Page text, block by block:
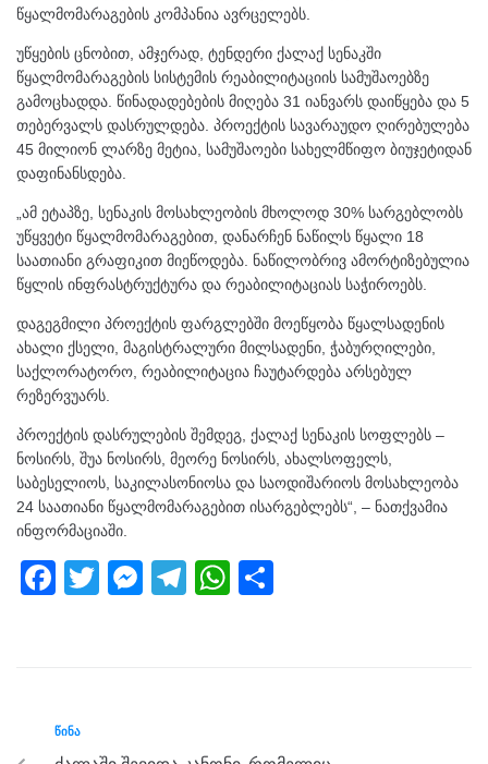
წყალმომარაგების კომპანია ავრცელებს.
უწყების ცნობით, ამჯერად, ტენდერი ქალაქ სენაკში
წყალმომარაგების სისტემის რეაბილიტაციის სამუშაოებზე
გამოცხადდა. წინადადებების მიღება 31 იანვარს დაიწყება და 5
თებერვალს დასრულდება. პროექტის სავარაუდო ღირებულება
45 მილიონ ლარზე მეტია, სამუშაოები სახელმწიფო ბიუჯეტიდან
დაფინანსდება.
„ამ ეტაპზე, სენაკის მოსახლეობის მხოლოდ 30% სარგებლობს
უწყვეტი წყალმომარაგებით, დანარჩენ ნაწილს წყალი 18
საათიანი გრაფიკით მიეწოდება. ნაწილობრივ ამორტიზებულია
წყლის ინფრასტრუქტურა და რეაბილიტაციას საჭიროებს.
დაგეგმილი პროექტის ფარგლებში მოეწყობა წყალსადენის
ახალი ქსელი, მაგისტრალური მილსადენი, ჭაბურღილები,
საქლორატორო, რეაბილიტაცია ჩაუტარდება არსებულ
რეზერვუარს.
პროექტის დასრულების შემდეგ, ქალაქ სენაკის სოფლებს –
ნოსირს, შუა ნოსირს, მეორე ნოსირს, ახალსოფელს,
საბესელიოს, საკილასონიოსა და საოდიშარიოს მოსახლეობა
24 საათიანი წყალმომარაგებით ისარგებლებს“, – ნათქვამია
ინფორმაციაში.
F
b
o
T
M
g
T
m
W
p
ᲬᲘᲜᲐ